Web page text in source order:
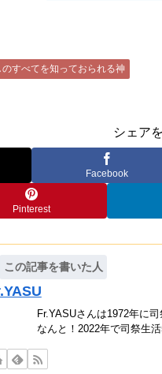
すべてを知っておられる神
シェア
Facebook
Pinterest
この記事を書いた人
Fr.YASUさんは1972年に
なんと！2022年で司祭生